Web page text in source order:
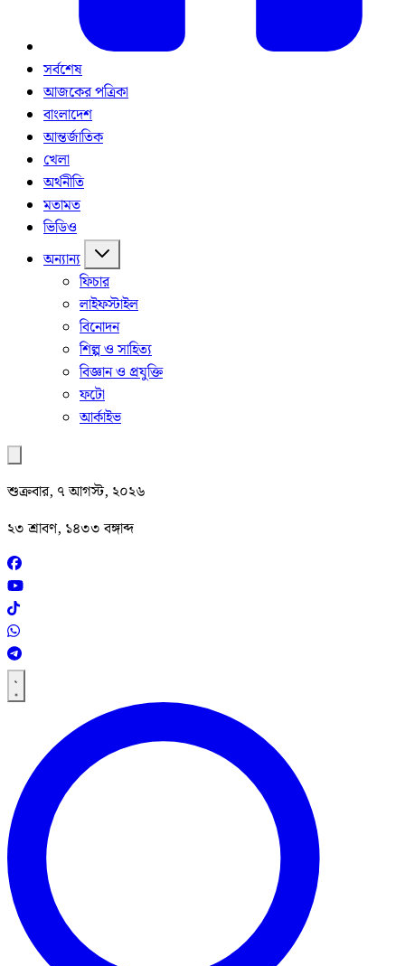
সর্বশেষ
আজকের পত্রিকা
বাংলাদেশ
আন্তর্জাতিক
খেলা
অর্থনীতি
মতামত
ভিডিও
অন্যান্য
ফিচার
লাইফস্টাইল
বিনোদন
শিল্প ও সাহিত্য
বিজ্ঞান ও প্রযুক্তি
ফটো
আর্কাইভ
শুক্রবার, ৭ আগস্ট, ২০২৬
২৩ শ্রাবণ, ১৪৩৩ বঙ্গাব্দ